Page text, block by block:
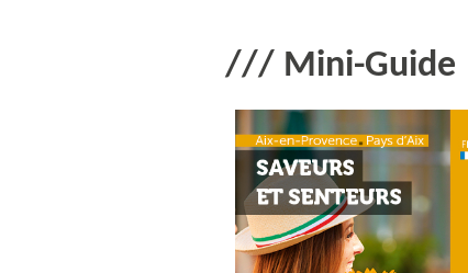
/// Mini-Guide